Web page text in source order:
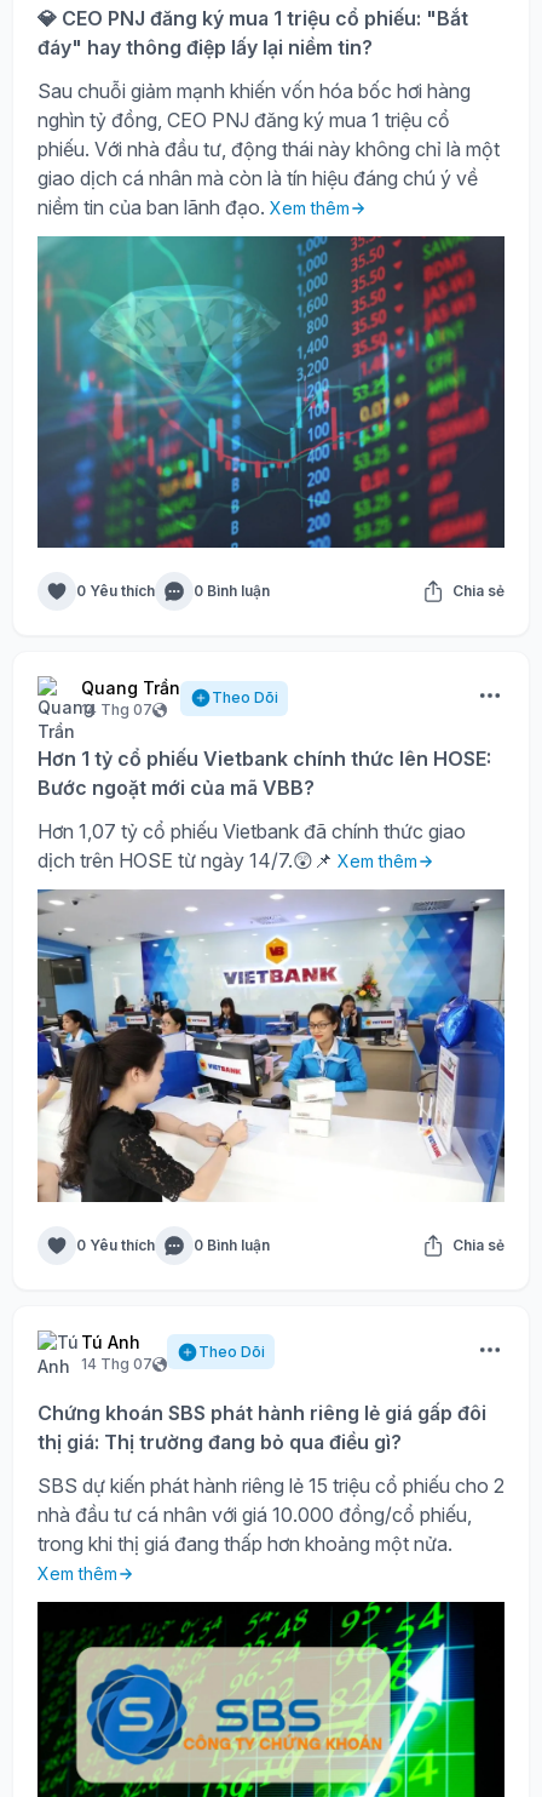
💎 CEO PNJ đăng ký mua 1 triệu cổ phiếu: "Bắt
đáy" hay thông điệp lấy lại niềm tin?
Sau chuỗi giảm mạnh khiến vốn hóa bốc hơi hàng
nghìn tỷ đồng, CEO PNJ đăng ký mua 1 triệu cổ
phiếu. Với nhà đầu tư, động thái này không chỉ là một
giao dịch cá nhân mà còn là tín hiệu đáng chú ý về
niềm tin của ban lãnh đạo. Xem thêm
0 Yêu thích 0 Bình luận Chia sẻ
Quang Trần
14 Thg 07
Theo Dõi
Hơn 1 tỷ cổ phiếu Vietbank chính thức lên HOSE:
Bước ngoặt mới của mã VBB?
Hơn 1,07 tỷ cổ phiếu Vietbank đã chính thức giao
dịch trên HOSE từ ngày 14/7.😲📌 Xem thêm
0 Yêu thích 0 Bình luận Chia sẻ
Tú Anh
14 Thg 07
Theo Dõi
Chứng khoán SBS phát hành riêng lẻ giá gấp đôi
thị giá: Thị trường đang bỏ qua điều gì?
SBS dự kiến phát hành riêng lẻ 15 triệu cổ phiếu cho 2
nhà đầu tư cá nhân với giá 10.000 đồng/cổ phiếu,
trong khi thị giá đang thấp hơn khoảng một nửa.
Xem thêm